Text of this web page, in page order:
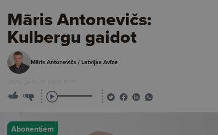
Māris Antonevičs:
Kulbergu gaidot
Māris Antonevičs / Latvijas Avīze
2026. gada 28. maijs, 11:00
4 0
Abonentiem